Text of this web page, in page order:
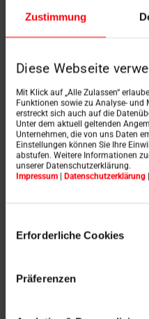
Zustimmung
Diese Webseite
Mit Klick auf „Alle Zulassen“
Funktionen sowie zu Analyse- und
erstreckt sich auch auf die
Unter dem aktuell geltenden
Unternehmen, die von uns Daten
Einstellungen können Sie Ihre
abstufen. Weitere Informationen
unserer Datenschutzerklärung.
Impressum | Datenschutzerklärung |
Erforderliche Cookies
Präferenzen
Gaida (Roto, Vertriebsleiter
Director), Yann Lesage (Roto,